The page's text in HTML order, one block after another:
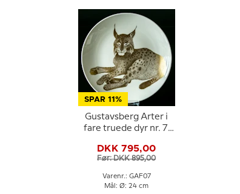
SPAR 11%
Gustavsberg Arter i
fare truede dyr nr. 7,
DKK 795,00
Før: DKK 895,00
Varenr.: GAF07
Mål: Ø: 24 cm